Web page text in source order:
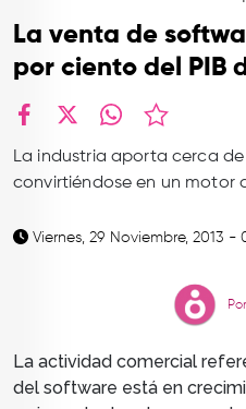
QUIÉNES SOMOS
La venta de
por ciento del PIB
La industria aporta cerca
convirtiéndose en un motor
Viernes, 29 Noviembre, 2013 -
La actividad comercial
del software está en